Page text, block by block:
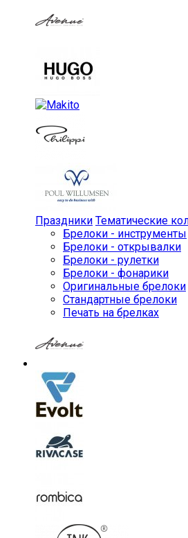
Праздники Тематические
Брелоки - инструменты
Брелоки - открывалки
Брелоки - рулетки
Брелоки - фонарики
Оригинальные брелоки
Стандартные брелоки
Печать на брелках